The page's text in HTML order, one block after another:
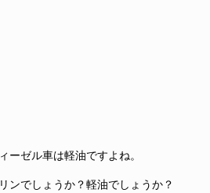
ーゼル車は軽油ですよね。
ンでしょうか？軽油でしょうか？